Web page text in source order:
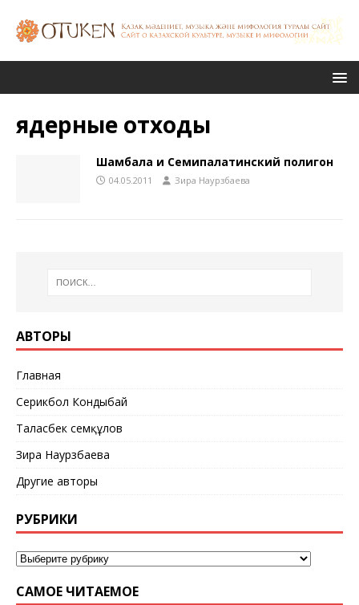
ядерные отходы
Шамбала и Семипалатинский полигон
04.05.2011 Зира Наурзбаева
АВТОРЫ
Главная
Серикбол Кондыбай
Таласбек Әсемқұлов
Зира Наурзбаева
Другие авторы
РУБРИКИ
САМОЕ ЧИТАЕМОЕ